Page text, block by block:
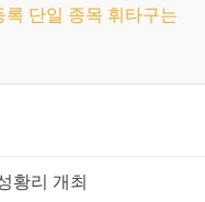
단일 종목 휘타구는
황리 개최